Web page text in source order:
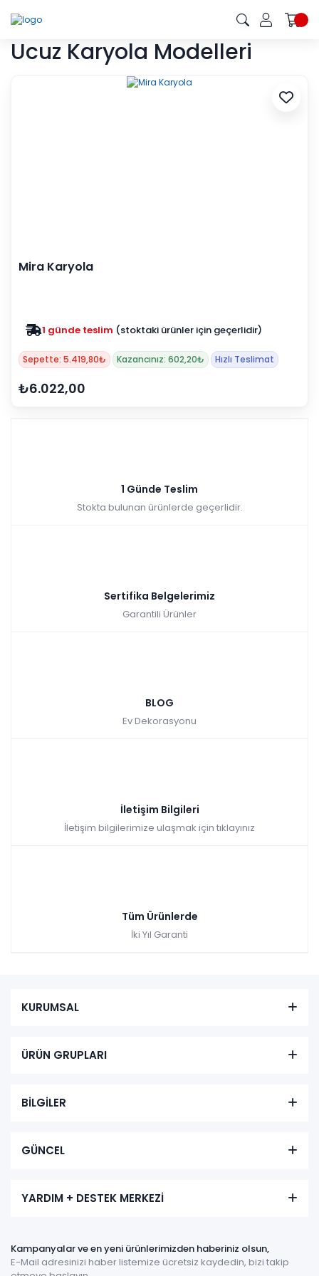
Ucuz Karyola Modelleri
Mira Karyola
1 günde teslim (stoktaki ürünler için geçerlidir)
Sepette: 5.419,80₺ Kazancınız: 602,20₺ Hızlı Teslimat
₺6.022,00
1 Günde Teslim
Stokta bulunan ürünlerde geçerlidir.
Sertifika Belgelerimiz
Garantili Ürünler
BLOG
Ev Dekorasyonu
İletişim Bilgileri
İletişim bilgilerimize ulaşmak için tıklayınız
Tüm Ürünlerde
İki Yıl Garanti
KURUMSAL
ÜRÜN GRUPLARI
BİLGİLER
GÜNCEL
YARDIM + DESTEK MERKEZİ
Kampanyalar ve en yeni ürünlerimizden haberiniz olsun,
E-Mail adresinizi haber listemize ücretsiz kaydedin, bizi takip